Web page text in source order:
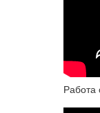
Работа